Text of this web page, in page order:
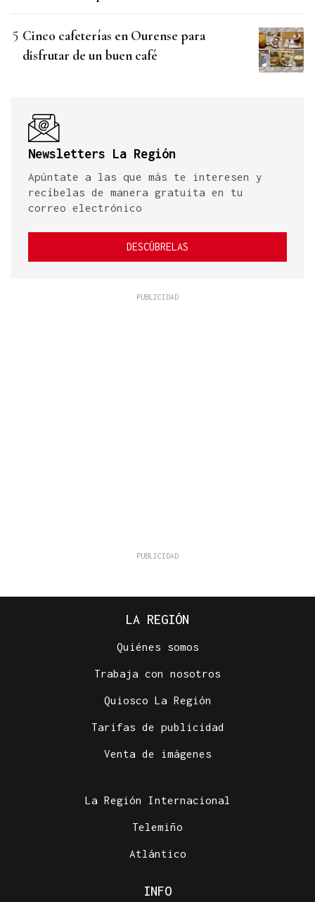
Cinco cafeterías en Ourense para
disfrutar de un buen café
Newsletters La Región
Apúntate a las que más te interesen y
recíbelas de manera gratuita en tu
correo electrónico
DESCÚBRELAS
LA REGIÓN
Quiénes somos
Trabaja con nosotros
Quiosco La Región
Tarifas de publicidad
Venta de imágenes
La Región Internacional
Telemiño
Atlántico
INFO